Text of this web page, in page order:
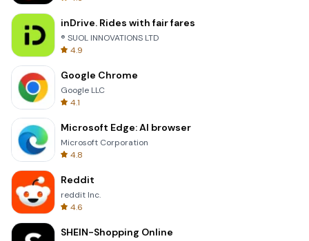
inDrive. Rides with fair fares
® SUOL INNOVATIONS LTD
4.9
Google Chrome
Google LLC
4.1
Microsoft Edge: AI browser
Microsoft Corporation
4.8
Reddit
reddit Inc.
4.6
SHEIN-Shopping Online